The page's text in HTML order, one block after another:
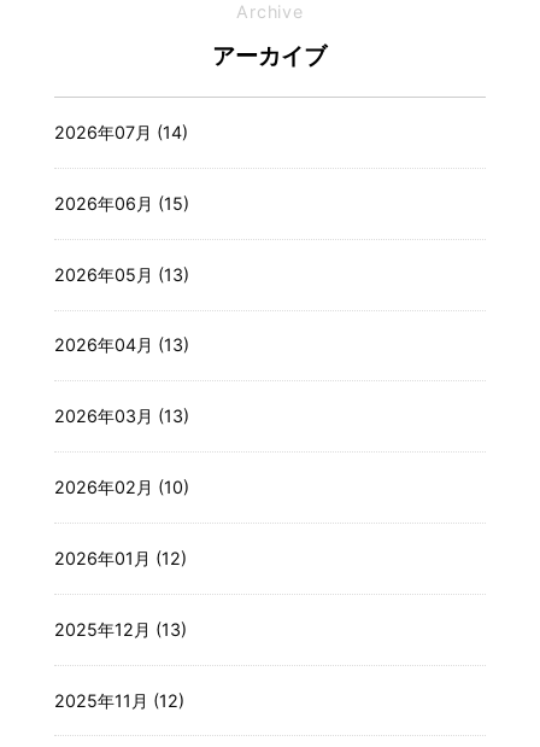
Archive
アーカイブ
2026年07月 (14)
2026年06月 (15)
2026年05月 (13)
2026年04月 (13)
2026年03月 (13)
2026年02月 (10)
2026年01月 (12)
2025年12月 (13)
2025年11月 (12)